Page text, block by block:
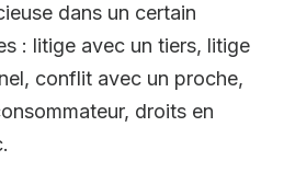
dans un certain
: litige avec un tiers, litige
conflit avec un proche,
droits en